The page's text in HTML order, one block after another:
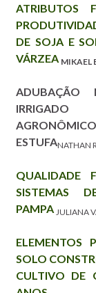
ATRIBUTOS
DE SOJA E
VÁRZEA MIKAEL
ADUBAÇÃO
IRRIGADO
ESTUFANATHAN
QUALIDADE
SISTEMAS
PAMPA JULIANA
ELEMENTOS
SOLO
CULTIVO DE